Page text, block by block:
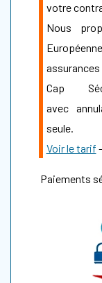
votre
Nous
assurances
Cap
avec
seule.
Voir le tarif -
Paiements